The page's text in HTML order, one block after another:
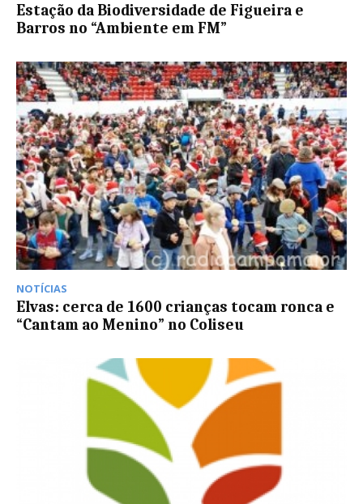
Estação da Biodiversidade de Figueira e
Barros no “Ambiente em FM”
NOTÍCIAS
Elvas: cerca de 1600 crianças tocam ronca e
“Cantam ao Menino” no Coliseu